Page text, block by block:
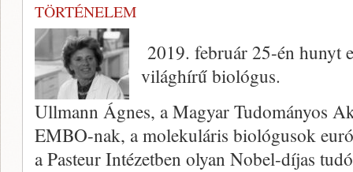
TÖRTÉNELEM
2019. február 25-én hunyt
világhírű biológus.
Ullmann Ágnes, a Magyar Tudományos
EMBO-nak, a molekuláris biológusok
a Pasteur Intézetben olyan Nobel-díjas